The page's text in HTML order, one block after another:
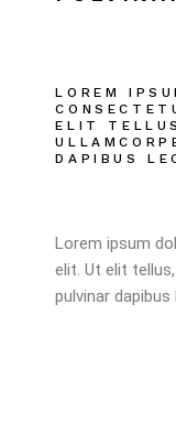
LOREM
ELIT
DAPIBUS
Lorem ipsum
elit. Ut elit
pulvinar dapibus